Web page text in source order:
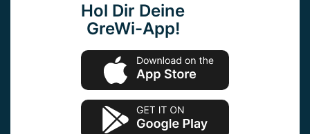
Hol Dir Deine
GreWi-App!